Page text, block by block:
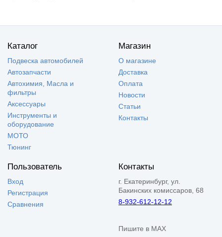
Каталог
Подвеска автомобилей
Автозапчасти
Автохимия, Масла и
фильтры
Аксессуары
Инструменты и
оборудование
МОТО
Тюнинг
Магазин
О магазине
Доставка
Оплата
Новости
Статьи
Контакты
Пользователь
Вход
Регистрация
Сравнения
Контакты
г. Екатеринбург, ул.
Бакинских комиссаров, 68
8-932-612-12-12
Пишите в MAX